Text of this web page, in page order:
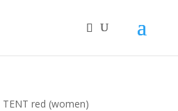
red (women)